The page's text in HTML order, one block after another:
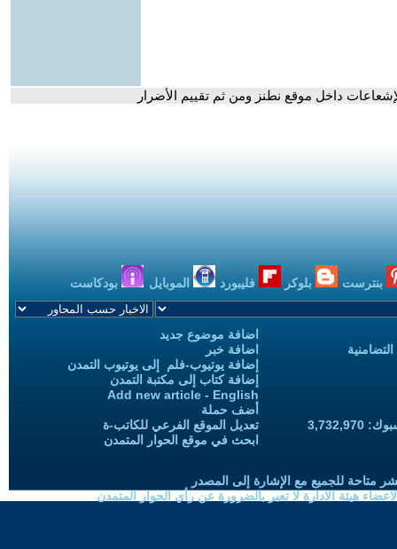
داخل موقع نطنز ومن ثم تقييم الأضرار
بنترست بلوكر فليبورد الموبايل بودكاست
اضافة موضوع جديد
اضافة خبر
إضافة يوتيوب-فلم إلى يوتيوب التمدن
إضافة كتاب إلى مكتبة التمدن
Add new article - English
أضف حملة
تعديل الموقع الفرعي للكاتب-ة
ابحث في موقع الحوار المتمدن
متاحة للجميع مع الإشارة إلى المصدر
هيئة الادارة لا تعبر بالضرورة عن رأي الحوار المتمدن